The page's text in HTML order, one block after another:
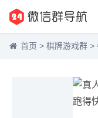
首页 > 棋牌游戏群 >